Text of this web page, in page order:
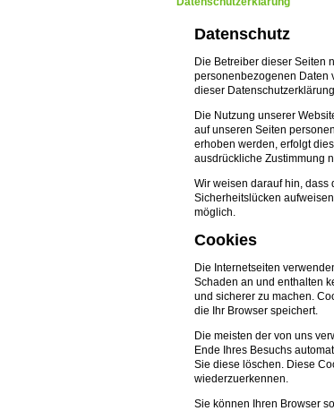
Datenschutz
Die Betreiber dieser Seiten
personenbezogenen Daten
dieser
Die Nutzung unserer
auf unseren Seiten
erhoben werden, erfolgt
ausdrückliche Zustimmung
Wir weisen darauf hin, dass
Sicherheitslücken
möglich.
Cookies
Die Internetseiten
Schaden an und enthalten
und sicherer zu machen.
die Ihr Browser speichert.
Die meisten der von uns
Ende Ihres Besuchs
Sie diese löschen. Diese
wiederzuerkennen.
Sie können Ihren Browser